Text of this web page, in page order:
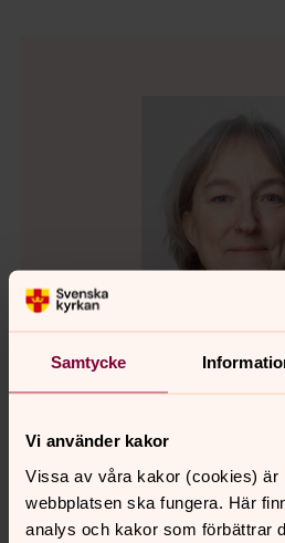
Samtycke
Vi använder kakor
Vissa av våra kakor (cookies) är
webbplatsen ska fungera. Här
analys och kakor som förbättrar
Akar Holmgren
SMS:076-142 66 08
E-post: